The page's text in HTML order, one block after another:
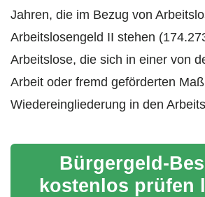
Jahren, die im Bezug von
Arbeitslosengeld II stehen
Arbeitslose, die sich in einer von
Arbeit oder fremd geförderten
Wiedereingliederung in den
Bürgergeld-
kostenlos prüfen